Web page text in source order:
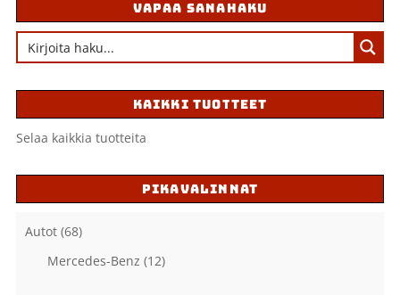
VAPAA SANAHAKU
KAIKKI TUOTTEET
Selaa kaikkia tuotteita
PIKAVALINNAT
Autot (68)
Mercedes-Benz (12)